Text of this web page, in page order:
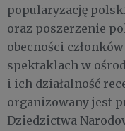
popularyzację
oraz poszerzenie
obecności
spektaklach w
i ich działalność
organizowany jest
Dziedzictwa